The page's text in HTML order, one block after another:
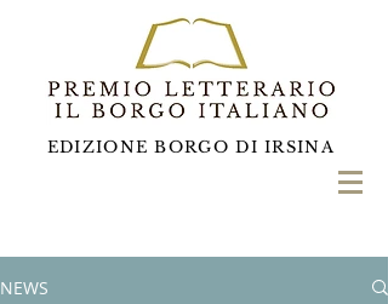
EDIZIONE BORGO DI IRSINA
NEWS